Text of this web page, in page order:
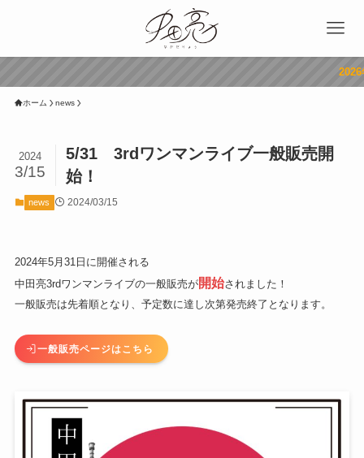
2026年3月
ホーム news
5/31 3rdワンマンライブ一般販売開
始！
2024
3/15
news 2024/03/15
2024年5月31日に開催される
中田亮3rdワンマンライブの一般販売が開始されました！
一般販売は先着順となり、予定数に達し次第発売終了となります。
一般販売ページはこちら